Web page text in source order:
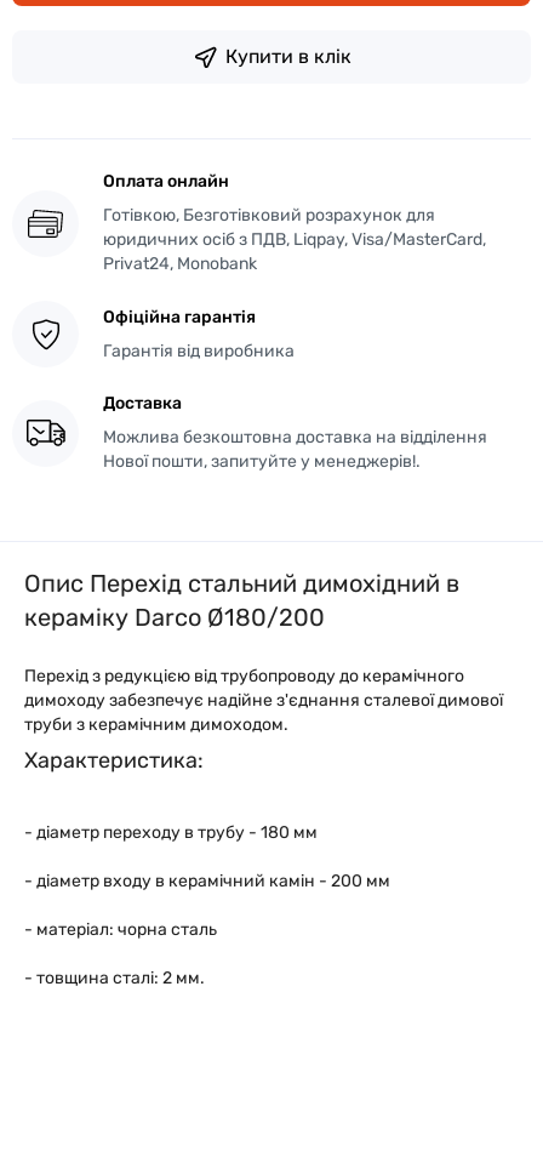
Купити в клік
Оплата онлайн
Готівкою, Безготівковий розрахунок для
юридичних осіб з ПДВ, Liqpay, Visa/MasterCard,
Privat24, Monobank
Офіційна гарантія
Гарантія від виробника
Доставка
Можлива безкоштовна доставка на відділення
Нової пошти, запитуйте у менеджерів!.
Опис Перехід стальний димохідний в
кераміку Darco Ø180/200
Перехід з редукцією від трубопроводу до керамічного
димоходу забезпечує надійне з'єднання сталевої димової
труби з керамічним димоходом.
Характеристика:
- діаметр переходу в трубу - 180 мм
- діаметр входу в керамічний камін - 200 мм
- матеріал: чорна сталь
- товщина сталі: 2 мм.